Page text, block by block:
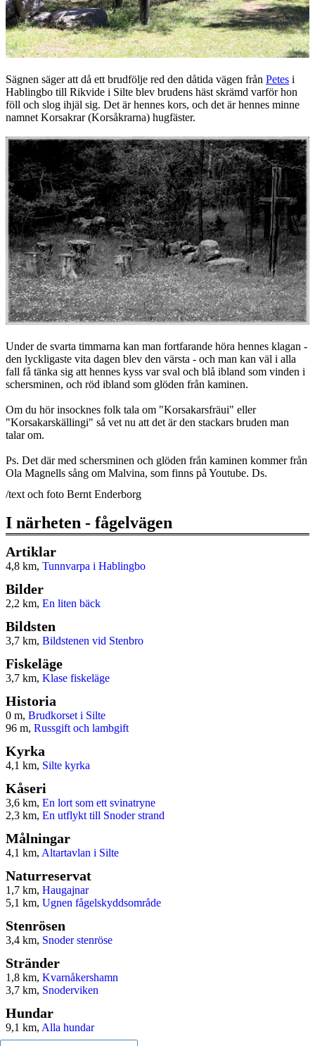
Sägnen säger att då ett brudfölje red den dåtida vägen från Petes i
Hablingbo till Rikvide i Silte blev brudens häst skrämd varför hon
föll och slog ihjäl sig. Det är hennes kors, och det är hennes minne
namnet Korsakrar (Korsåkrarna) hugfäster.
Under de svarta timmarna kan man fortfarande höra hennes klagan -
den lyckligaste vita dagen blev den värsta - och man kan väl i alla
fall få tänka sig att hennes kyss var sval och blå ibland som vinden i
schersminen, och röd ibland som glöden från kaminen.
Om du hör insocknes folk tala om "Korsakarsfräui" eller
"Korsakarskällingi" så vet nu att det är den stackars bruden man
talar om.
Ps. Det där med schersminen och glöden från kaminen kommer från
Ola Magnells sång om Malvina, som finns på Youtube. Ds.
/text och foto Bernt Enderborg
I närheten - fågelvägen
Artiklar
4,8 km, Tunnvarpa i Hablingbo
Bilder
2,2 km, En liten bäck
Bildsten
3,7 km, Bildstenen vid Stenbro
Fiskeläge
3,7 km, Klase fiskeläge
Historia
0 m, Brudkorset i Silte
96 m, Russgift och lambgift
Kyrka
4,1 km, Silte kyrka
Kåseri
3,6 km, En lort som ett svinatryne
2,3 km, En utflykt till Snoder strand
Målningar
4,1 km, Altartavlan i Silte
Naturreservat
1,7 km, Haugajnar
5,1 km, Ugnen fågelskyddsområde
Stenrösen
3,4 km, Snoder stenröse
Stränder
1,8 km, Kvarnåkershamn
3,7 km, Snoderviken
Hundar
9,1 km, Alla hundar